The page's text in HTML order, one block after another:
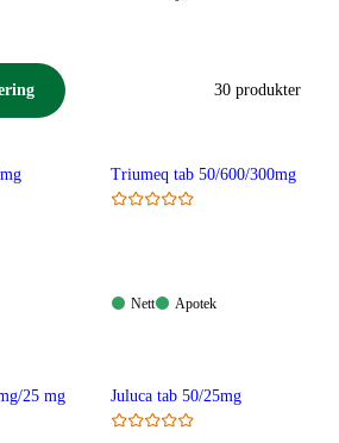
30 produkter
Triumeq tab 50/600/300mg
Nett:
Nett
Apotek:
Apotek
25 mg Juluca tab 50/25mg